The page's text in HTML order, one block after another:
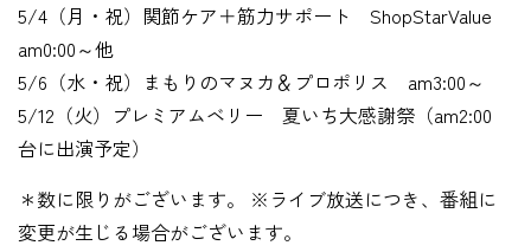
5/4（月・祝）関節ケア＋筋力サポート ShopStarValue
am0:00～他
5/6（水・祝）まもりのマヌカ＆プロポリス am3:00～
5/12（火）プレミアムベリー 夏いち大感謝祭（am2:00
台に出演予定）
＊数に限りがございます。 ※ライブ放送につき、番組に
変更が生じる場合がございます。